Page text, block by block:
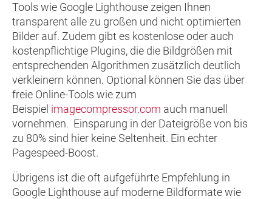
Tools wie Google Lighthouse zeigen Ihnen
transparent alle zu großen und nicht optimierten
Bilder auf. Zudem gibt es kostenlose oder auch
kostenpflichtige Plugins, die die Bildgrößen mit
entsprechenden Algorithmen zusätzlich deutlich
verkleinern können. Optional können Sie das über
freie Online-Tools wie zum
Beispiel imagecompressor.com auch manuell
vornehmen. Einsparung in der Dateigröße von bis
zu 80% sind hier keine Seltenheit. Ein echter
Pagespeed-Boost.
Übrigens ist die oft aufgeführte Empfehlung in
Google Lighthouse auf moderne Bildformate wie